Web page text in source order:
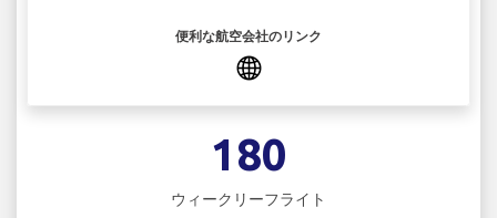
便利な航空会社のリンク
180
ウィークリーフライト